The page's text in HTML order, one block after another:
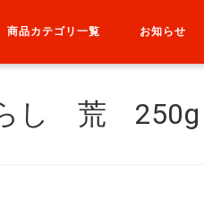
商品カテゴリ一覧 お知らせ
し 荒 250g